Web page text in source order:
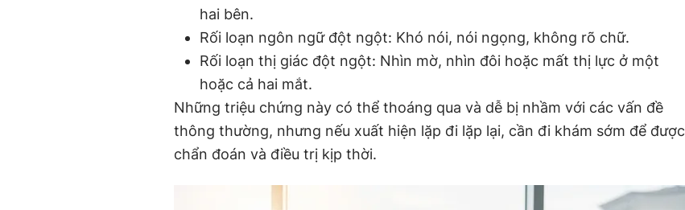
hai bên.
Rối loạn ngôn ngữ đột ngột: Khó nói, nói ngọng, không rõ chữ.
Rối loạn thị giác đột ngột: Nhìn mờ, nhìn đôi hoặc mất thị lực ở một
hoặc cả hai mắt.
Những triệu chứng này có thể thoáng qua và dễ bị nhầm với các vấn đề
thông thường, nhưng nếu xuất hiện lặp đi lặp lại, cần đi khám sớm để được
chẩn đoán và điều trị kịp thời.